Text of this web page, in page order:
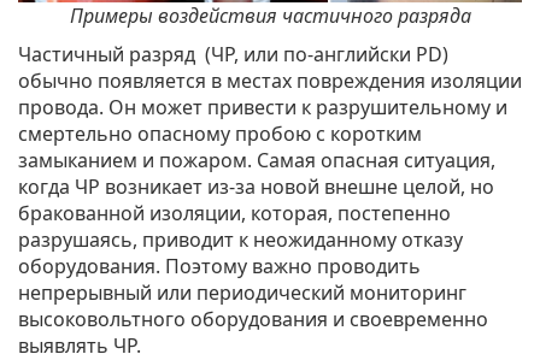
Примеры воздействия частичного разряда
Частичный разряд (ЧР, или по-английски PD)
обычно появляется в местах повреждения изоляции
провода. Он может привести к разрушительному и
смертельно опасному пробою с коротким
замыканием и пожаром. Самая опасная ситуация,
когда ЧР возникает из-за новой внешне целой, но
бракованной изоляции, которая, постепенно
разрушаясь, приводит к неожиданному отказу
оборудования. Поэтому важно проводить
непрерывный или периодический мониторинг
высоковольтного оборудования и своевременно
выявлять ЧР.